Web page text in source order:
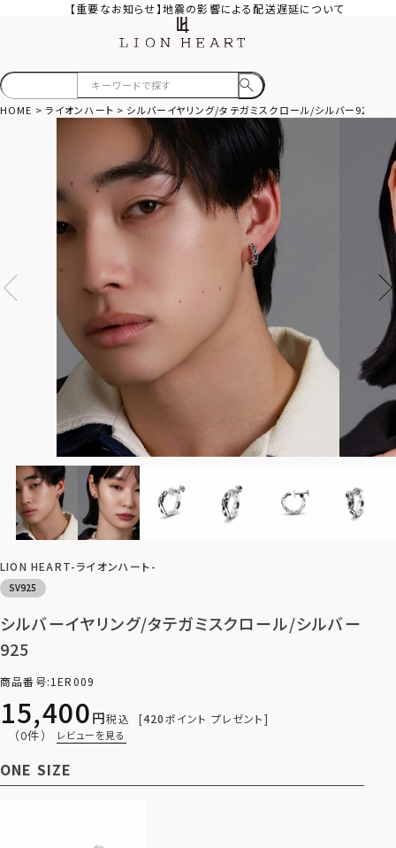
【重要なお知らせ】地震の影響による配送遅延について
HOME ライオンハート シルバーイヤリング/タテガミスクロール/シルバー925
LION HEART-ライオンハート-
SV925
シルバーイヤリング/タテガミスクロール/シルバー
925
商品番号 1ER009
15,400 税込 420ポイント プレゼント
（0件） レビューを見る
ONE SIZE